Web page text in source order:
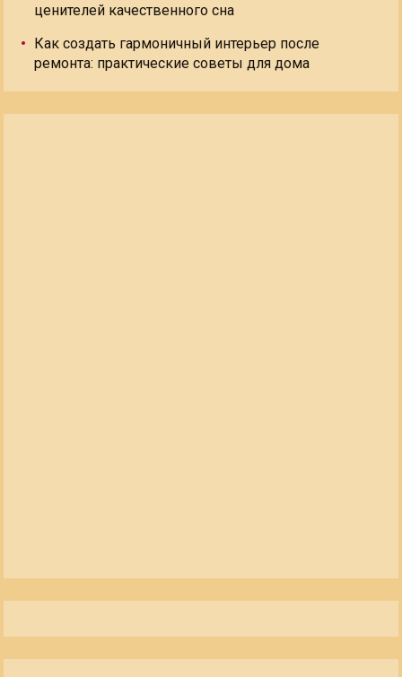
ценителей качественного сна
Как создать гармоничный интерьер после
ремонта: практические советы для дома